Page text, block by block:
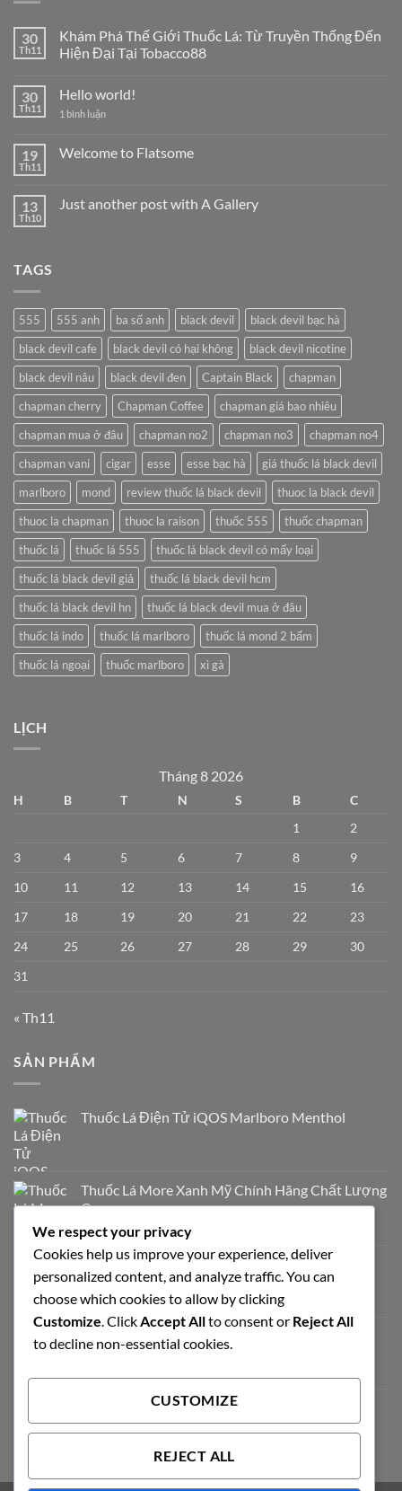
30
Th11
Khám Phá Thế Giới Thuốc Lá: Từ Truyền Thống Đến
Hiện Đại Tại Tobacco88
bình
ở
Thế
Từ
Truyền
30
Th11
Hello world!
1 bình luậnở
19
Th11
Welcome to Flatsome
luận
13
Th10
Just another post with A Gallery
with
A
Gallery
TAGS
555 555 anh ba số anh black devil
black devil bạc hà
black devil cafe
black devil có hại không
black devil nicotine
black devil nâu
black devil đen Captain Black
chapman
chapman cherry
Chapman Coffee
chapman giá bao nhiêu
chapman mua ở đâu
chapman no2 chapman no3
chapman no4
chapman vani
cigar esse esse bạc hà
giá thuốc lá black devil
marlboro
mond review thuốc lá black devil
thuoc la black devil
thuoc la chapman
thuoc la raison thuốc 555
thuốc chapman
thuốc lá
thuốc lá 555
thuốc lá black devil có mấy loại
thuốc lá black devil giả
thuốc lá black devil hcm
thuốc lá black devil hn
thuốc lá black devil mua ở đâu
thuốc lá indo
thuốc lá marlboro
thuốc lá mond 2 bấm
thuốc lá ngoại
thuốc marlboro xì gà
LỊCH
Tháng 8 2026
H B T N S B
C
1
2
3
4 5 6 7 8
9
10
11 12 13 14 15
16
17
18 19 20 21 22
23
24
25 26 27 28 29
30
31
« Th11
SẢN PHẨM
Thuốc Lá Điện Tử iQOS Marlboro Menthol
Thuốc Lá More Xanh Mỹ Chính Hãng Chất Lượng
Cao
700.000₫
Thuốc Lá Milano Trắng Vị Truyền Thống
320.000₫
Esse Himalaya Thuốc Lá Hàn Quốc Chính Hãng
Chapman Apple Chính Hãng
450.000₫
We respect your privacy
Cookies help us improve your experience, deliver
personalized content, and analyze traffic. You can
choose which cookies to allow by clicking
Customize. ClickAccept Allto consent or Reject All
to decline non-essential cookies.
CUSTOMIZE
REJECT ALL